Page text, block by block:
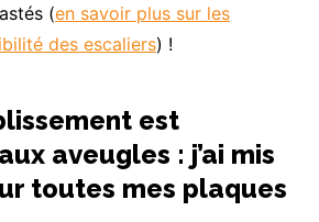
(en savoir plus sur les
des escaliers) !
est
aveugles : j’ai mis
toutes mes plaques